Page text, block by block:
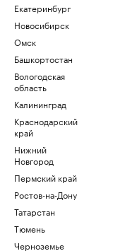
Екатеринбург
Новосибирск
Омск
Башкортостан
Вологодская
область
Калининград
Краснодарский
край
Нижний
Новгород
Пермский край
Ростов-на-Дону
Татарстан
Тюмень
Черноземье